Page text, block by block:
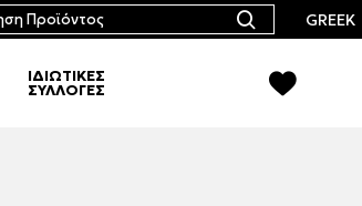
GREEK
ΙΔΙΩΤΙΚΕΣ
ΣΥΛΛΟΓΕΣ